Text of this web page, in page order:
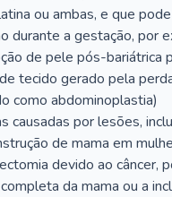
ou ambas, e que
durante a gestação, por
de pele pós-bariátrica
tecido gerado pela
como abdominoplastia)
causadas por lesões,
de mama em
devido ao câncer,
da mama ou a